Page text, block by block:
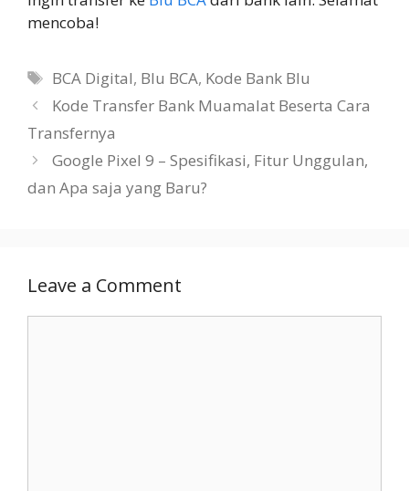
mencoba!
Tags
BCA Digital, Blu BCA, Kode Bank Blu
Kode Transfer Bank Muamalat Beserta Cara
Transfernya
Google Pixel 9 – Spesifikasi, Fitur Unggulan,
dan Apa saja yang Baru?
Leave a Comment